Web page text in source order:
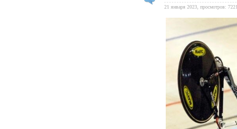
21 января 2023, просмотров: